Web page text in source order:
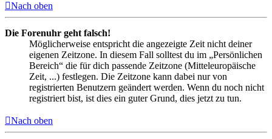
Nach oben
Die Forenuhr geht falsch!
Möglicherweise entspricht die angezeigte Zeit nicht deiner
eigenen Zeitzone. In diesem Fall solltest du im „Persönlichen
Bereich“ die für dich passende Zeitzone (Mitteleuropäische
Zeit, ...) festlegen. Die Zeitzone kann dabei nur von
registrierten Benutzern geändert werden. Wenn du noch nicht
registriert bist, ist dies ein guter Grund, dies jetzt zu tun.
Nach oben